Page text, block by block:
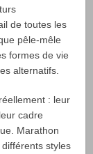
de toutes les
pêle-mêle
formes de vie
alternatifs.
: leur
cadre
Marathon
styles